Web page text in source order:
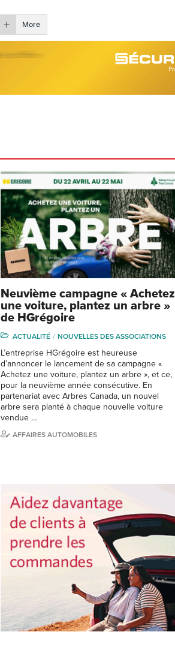
More
Neuvième campagne « Achetez
une voiture, plantez un arbre »
de HGrégoire
ACTUALITÉ NOUVELLES DES ASSOCIATIONS
L’entreprise HGrégoire est heureuse
d’annoncer le lancement de sa campagne «
Achetez une voiture, plantez un arbre », et ce,
pour la neuvième année consécutive. En
partenariat avec Arbres Canada, un nouvel
arbre sera planté à chaque nouvelle voiture
vendue …
AFFAIRES AUTOMOBILES